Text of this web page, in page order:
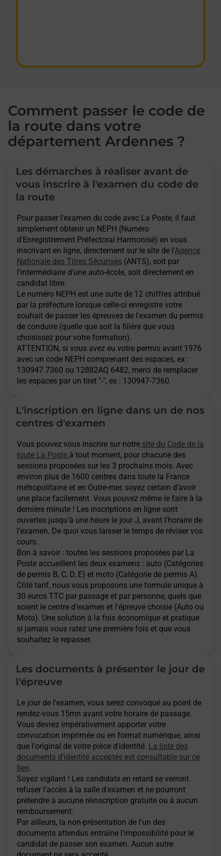
Comment passer le code de
la route dans votre
département Ardennes ?
Les démarches à réaliser avant de
vous inscrire à l'examen du code de
la route
Pour passer l'examen du code avec La Poste, il faut
simplement obtenir un NEPH (Numéro
d'Enregistrement Préfectoral Harmonisé) en vous
inscrivant en ligne, directement sur le site de l'Agence
Nationale des Titres Sécurisés (ANTS), soit par
l'intermédiaire d'une auto-école, soit directement en
candidat libre.
Le numéro NEPH est une suite de 12 chiffres attribué
par la préfecture lorsque celle-ci enregistre votre
souhait de passer les épreuves de l'examen du permis
de conduire (quelle que soit la filière que vous
choisissez pour votre formation).
ATTENTION, si vous avez eu votre permis avant 1976
avec un code NEPH comprenant des espaces, ex :
130947 7360 ou 12882AQ 6482, merci de remplacer
les espaces par un tiret "-", ex : 130947-7360.
L'inscription en ligne dans un de nos
centres d'examen
Vous pouvez vous inscrire sur notre site du Code de la
route La Poste à tout moment, pour chacune des
sessions proposées sur les 3 prochains mois. Avec
environ plus de 1600 centres dans toute la France
métropolitaine et en Outre-mer, soyez certain d’avoir
une place facilement. Vous pouvez même le faire à la
dernière minute ! Les inscriptions en ligne sont
ouvertes jusqu’à une heure le jour J, avant l’horaire de
l’examen. De quoi vous laisser le temps de réviser vos
cours.
Bon à savoir : toutes les sessions proposées par La
Poste accueillent les deux examens : auto (Catégories
de permis B, C, D, E) et moto (Catégorie de permis A).
Côté tarif, nous vous proposons une formule unique à
30 euros TTC par passage et par personne, quels que
soient le centre d’examen et l'épreuve choisie (Auto ou
Moto). Une solution à la fois économique et pratique
si jamais vous ratez une première fois et que vous
souhaitez le repasser.
Les documents à présenter le jour de
l'épreuve
Le jour de l'examen, vous serez convoqué au point de
rendez-vous 15mn avant votre horaire de passage.
Vous devrez impérativement apporter votre
convocation imprimée ou en format numérique, ainsi
que l'original de votre pièce d'identité. La liste des
documents d'identité acceptés est consultable sur ce
lien.
Soyez vigilant ! Les candidats en retard se verront
refuser l'accès à la salle d'examen et ne pourront
prétendre à aucune réinscription gratuite ou à aucun
remboursement.
Par ailleurs, la non-présentation de l'un des
documents attendus entraîne l'impossibilité pour le
candidat de passer son examen. Aucun autre